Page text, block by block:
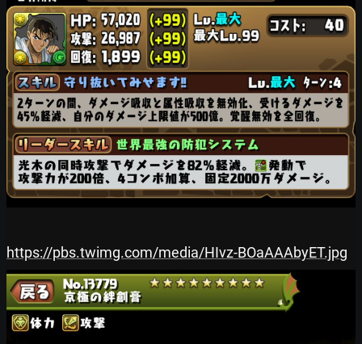
https://pbs.twimg.com/media/HIvz-BOaAAAbyET.jpg